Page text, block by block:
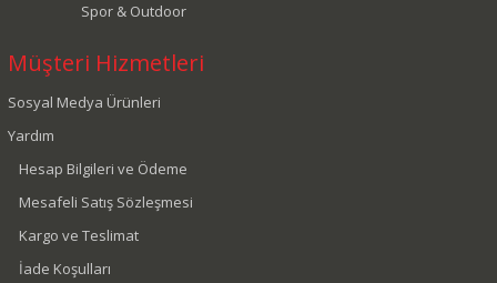
Spor & Outdoor
Müşteri Hizmetleri
Sosyal Medya Ürünleri
Yardım
Hesap Bilgileri ve Ödeme
Mesafeli Satış Sözleşmesi
Kargo ve Teslimat
İade Koşulları